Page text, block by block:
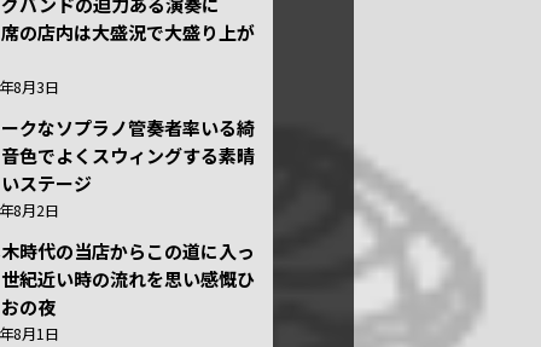
の店内は大盛況で大盛り上が
8月3日
クなソプラノ管奏者率いる綺
色でよくスウィングする素晴
ステージ
8月2日
時代の当店からこの道に入っ
紀近い時の流れを思い感慨ひ
の夜
8月1日